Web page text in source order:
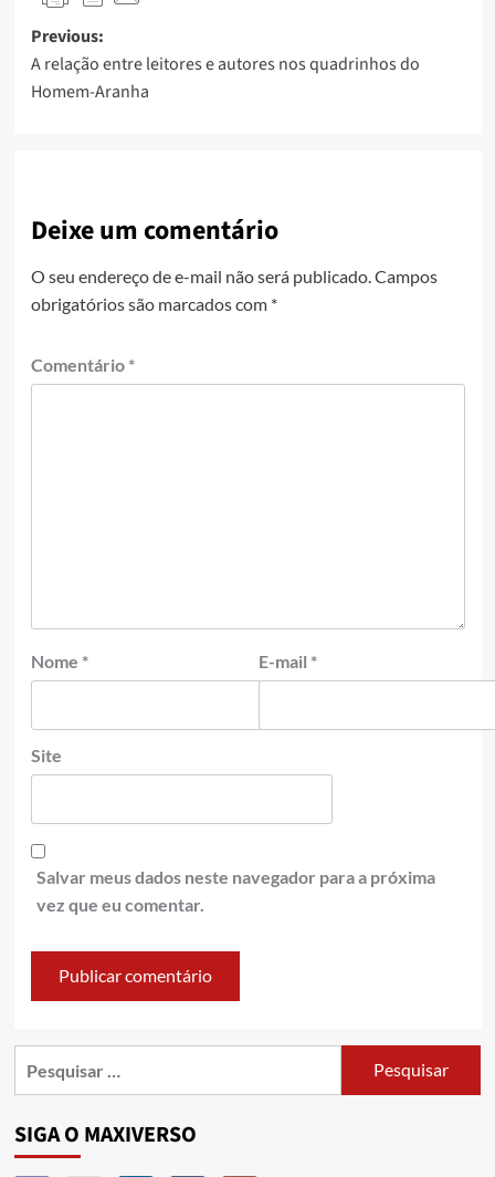
Previous:
A relação entre leitores e autores nos quadrinhos do
Homem-Aranha
Deixe um comentário
O seu endereço de e-mail não será publicado. Campos
obrigatórios são marcados com *
Comentário *
Nome * E-mail *
Site
Salvar meus dados neste navegador para a próxima
vez que eu comentar.
SIGA O MAXIVERSO